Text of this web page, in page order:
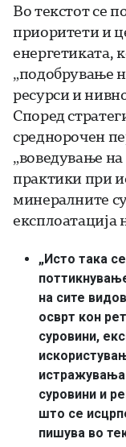
Во текстот се
приоритети и
енергетиката,
„подобрување
ресурси и
Според
среднорочен
„воведување
практики при
минералните
експлоатација
„Исто така
на сите
осврт кон
суровини,
истражувања
суровини и
што се
пишува во